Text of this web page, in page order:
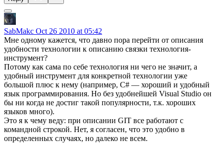
SabMakc Oct 26 2010 at 05:42
Мне одному кажется, что давно пора перейти от описания
удобности технологии к описанию связки технология-
инструмент?
Потому как сама по себе технология ни чего не значит, а
удобный инструмент для конкретной технологии уже
большой плюс к нему (например, C# — хороший и удобный
язык программирования. Но без удобнейшей Visual Studio он
бы ни когда не достиг такой популярности, т.к. хороших
языков много).
Это я к чему веду: при описании GIT все работают с
командной строкой. Нет, я согласен, что это удобно в
определенных случаях, но далеко не всем.